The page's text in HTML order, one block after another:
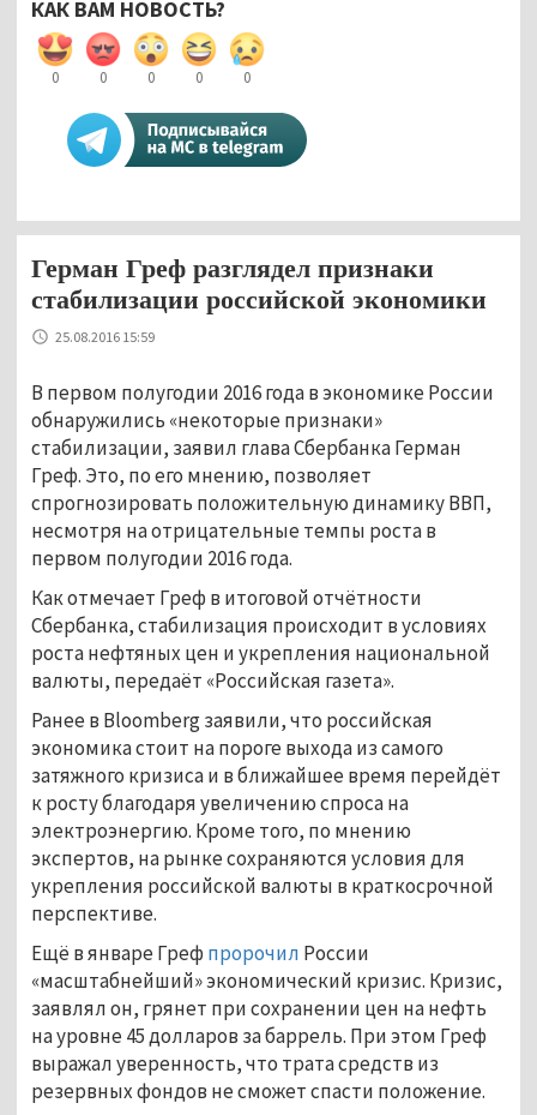
КАК ВАМ НОВОСТЬ?
0 0 0 0 0
Герман Греф разглядел признаки
стабилизации российской экономики
25.08.2016 15:59
В первом полугодии 2016 года в экономике России
обнаружились «некоторые признаки»
стабилизации, заявил глава Сбербанка Герман
Греф. Это, по его мнению, позволяет
спрогнозировать положительную динамику ВВП,
несмотря на отрицательные темпы роста в
первом полугодии 2016 года.
Как отмечает Греф в итоговой отчётности
Сбербанка, стабилизация происходит в условиях
роста нефтяных цен и укрепления национальной
валюты, передаёт «Российская газета».
Ранее в Bloomberg заявили, что российская
экономика стоит на пороге выхода из самого
затяжного кризиса и в ближайшее время перейдёт
к росту благодаря увеличению спроса на
электроэнергию. Кроме того, по мнению
экспертов, на рынке сохраняются условия для
укрепления российской валюты в краткосрочной
перспективе.
Ещё в январе Греф пророчил России
«масштабнейший» экономический кризис. Кризис,
заявлял он, грянет при сохранении цен на нефть
на уровне 45 долларов за баррель. При этом Греф
выражал уверенность, что трата средств из
резервных фондов не сможет спасти положение.